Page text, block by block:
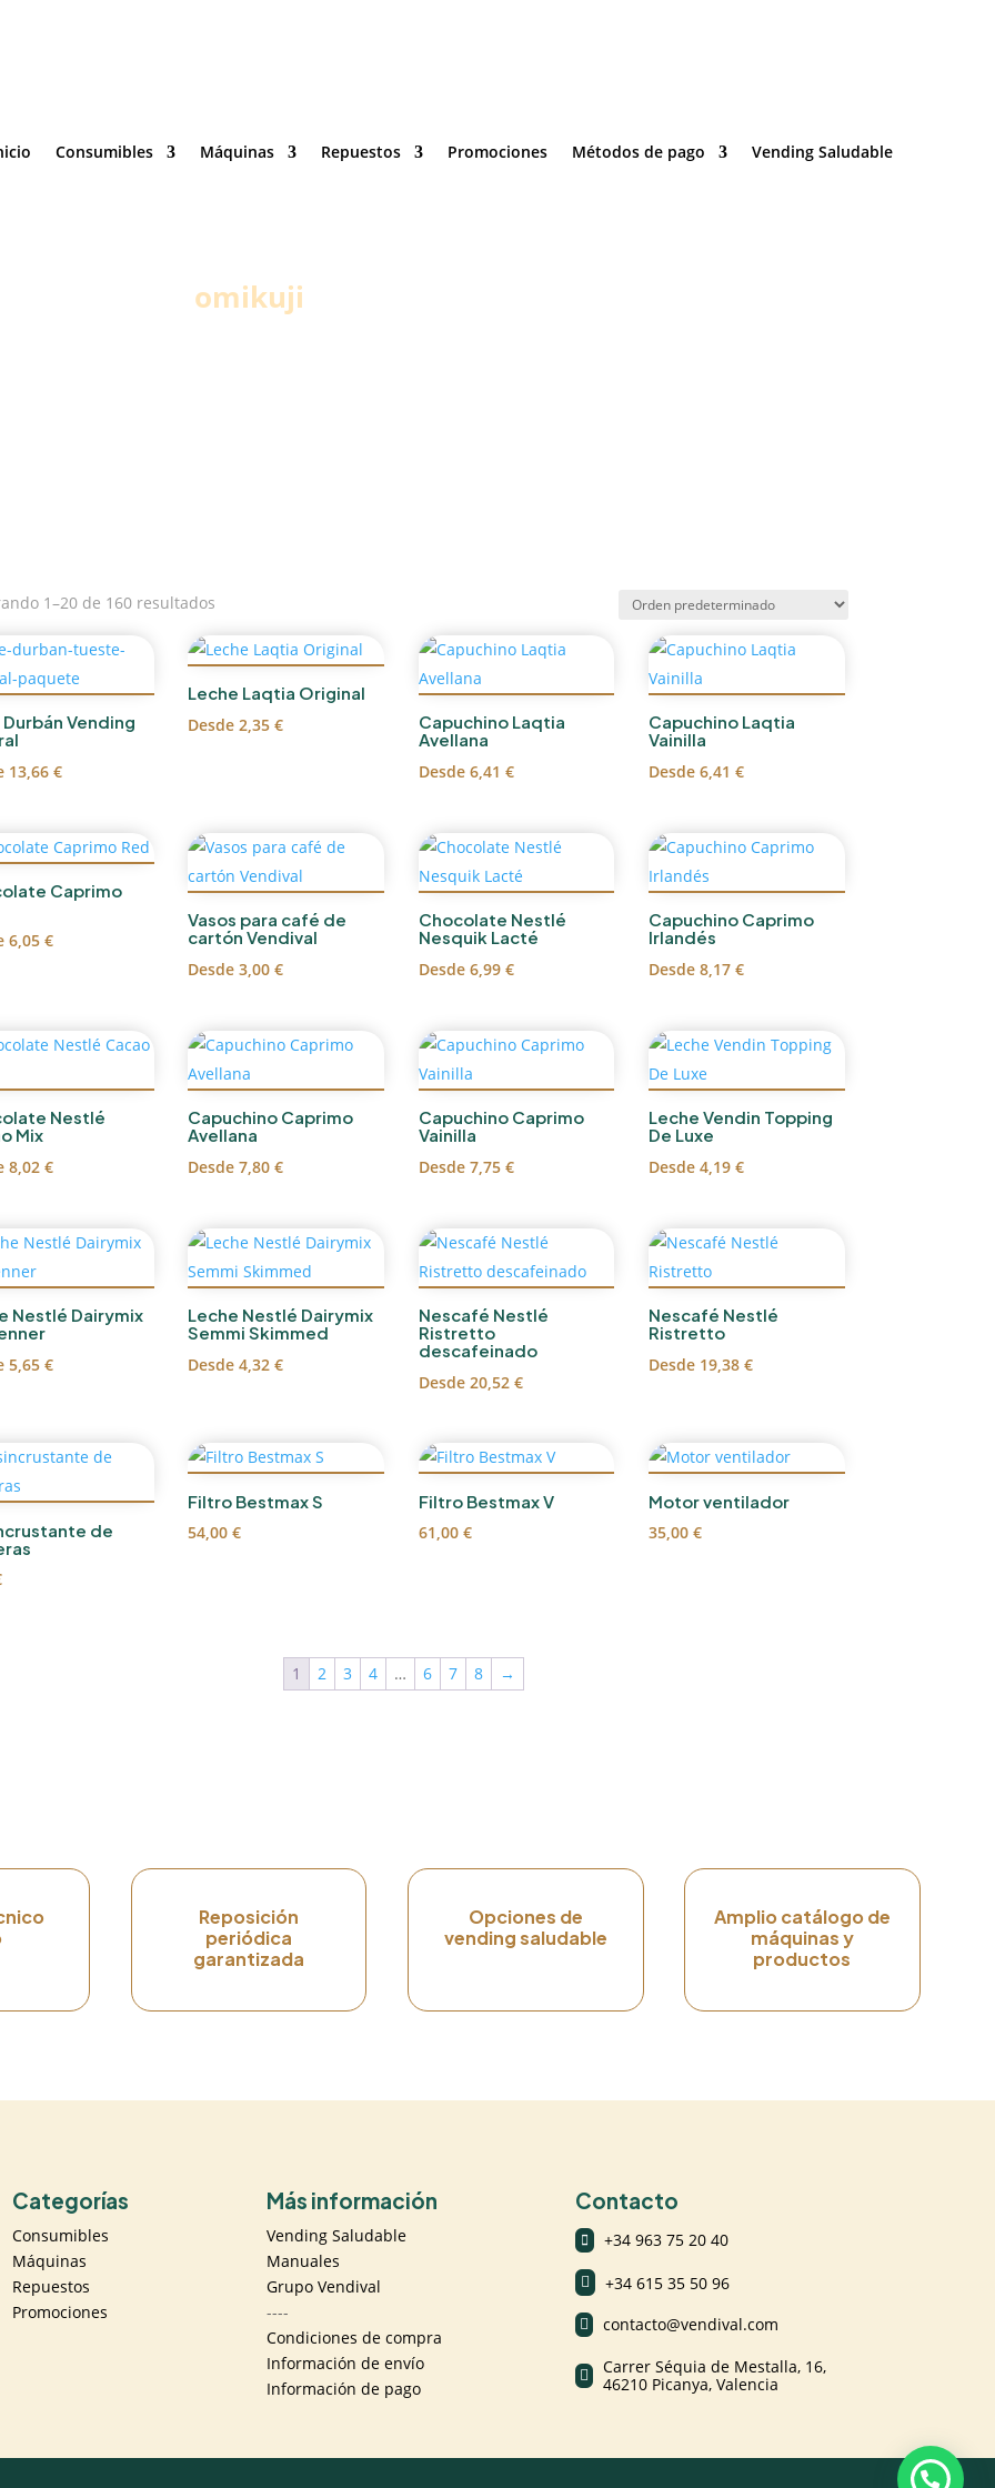
Consumibles Máquinas Repuestos Promociones Métodos de pago Vending Saludable
omikuji
1–20 de 160 resultados
Vending
13,66€
Leche Laqtia Original
Desde2,35€
Capuchino Laqtia
Avellana
Desde 6,41 €
Capuchino Laqtia
Vainilla
Desde 6,41 €
Caprimo
6,05€
Vasos para café de
cartón Vendival
Desde3,00€
Chocolate Nestlé
Nesquik Lacté
Desde 6,99 €
Capuchino Caprimo
Irlandés
Desde 8,17 €
Nestlé
Mix
8,02€
Capuchino Caprimo
Avellana
Desde7,80€
Capuchino Caprimo
Vainilla
Desde 7,75 €
Leche Vendin Topping
De Luxe
Desde 4,19 €
Nestlé Dairymix
5,65€
Leche Nestlé Dairymix
Semmi Skimmed
Desde4,32€
Nescafé Nestlé
Ristretto
descafeinado
Desde 20,52 €
Nescafé Nestlé
Ristretto
Desde 19,38 €
de
Filtro Bestmax S
54,00€
Filtro Bestmax V
61,00 €
Motor ventilador
35,00 €
1 2 3 4 … 6 7 8 →
Reposición
periódica
garantizada
Opciones de
vending saludable
Amplio catálogo de
máquinas y
productos
Categorías
Consumibles
Máquinas
Repuestos
Promociones
Más información
Vending Saludable
Manuales
Grupo Vendival
----
Condiciones de compra
Información de envío
Información de pago
Contacto
 +34 963 75 20 40
 +34 615 35 50 96
 contacto@vendival.com

Carrer Séquia de Mestalla, 16,
46210 Picanya, Valencia